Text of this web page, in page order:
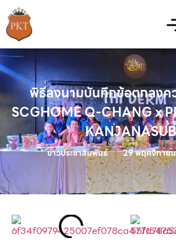
พิธีลงนามบันทึกข้อตกลงค
SCGHOME Q-CHANG x
KANJANASUB
ข่าวประชาสัมพันธ์ 29 พฤศจิกาย